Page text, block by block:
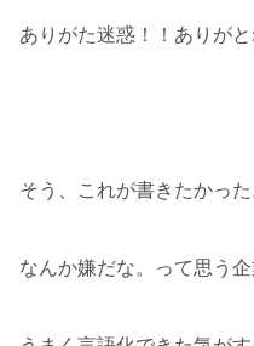
ありがた迷惑！！ありがと
そう、これが書きたかった
なんか嫌だな。って思う